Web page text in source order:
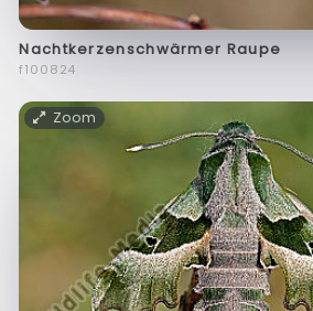
Nachtkerzenschwärmer Raupe
f100824
Zoom